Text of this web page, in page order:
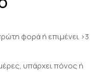
φορά ή επιμένει >3
υπάρχει πόνος ή